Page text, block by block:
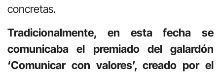
concretas.
Tradicionalmente, en esta fecha se
comunicaba el premiado del galardón
‘Comunicar con valores’, creado por el